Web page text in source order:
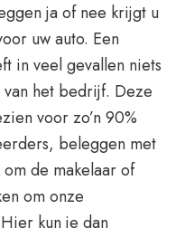
ja of nee krijgt u
uw auto. Een
in veel gevallen niets
het bedrijf. Deze
voor zo’n 90%
beleggen met
de makelaar of
om onze
kun je dan